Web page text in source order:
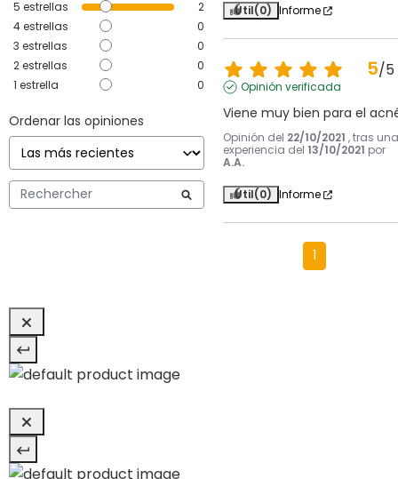
5 estrellas
2
4estrellas
0
3 estrellas
0
2estrellas
0
1 estrella 0
Ordenar las opiniones
Útil(0) Informe
5/5
Opinión verificada
Viene muy bien para el
Opinión del 22/10/2021 , tras una
experiencia del 13/10/2021 por
A.A.
Útil(0) Informe
1